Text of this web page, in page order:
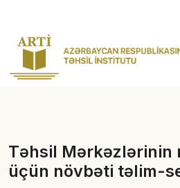
Təhsil Mərkəzlərinin
üçün növbəti təlim-